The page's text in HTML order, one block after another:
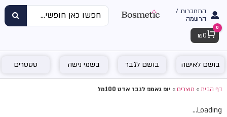
התחברות /
הרשמה
Cart
0
₪ 0
בושם לאישה בושם לגבר בשמי נישה טסטרים
דף הבית»מוצרים»יופ גאמפ לגבר אדט 100מל
Loading...